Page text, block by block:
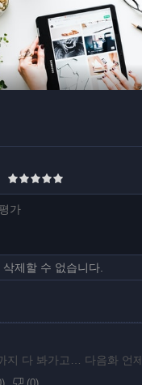
제할 수 없습니다.
지 다 봐가고… 다음화 언